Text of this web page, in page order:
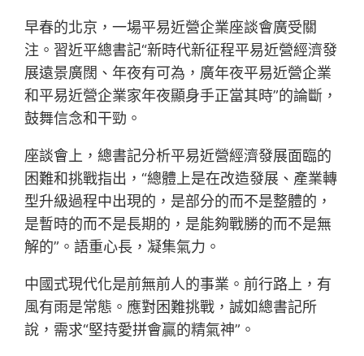
早春的北京，一場平易近營企業座談會廣受關
注。習近平總書記“新時代新征程平易近營經濟發
展遠景廣闊、年夜有可為，廣年夜平易近營企業
和平易近營企業家年夜顯身手正當其時”的論斷，
鼓舞信念和干勁。
座談會上，總書記分析平易近營經濟發展面臨的
困難和挑戰指出，“總體上是在改造發展、產業轉
型升級過程中出現的，是部分的而不是整體的，
是暫時的而不是長期的，是能夠戰勝的而不是無
解的”。語重心長，凝集氣力。
中國式現代化是前無前人的事業。前行路上，有
風有雨是常態。應對困難挑戰，誠如總書記所
說，需求“堅持愛拼會贏的精氣神”。